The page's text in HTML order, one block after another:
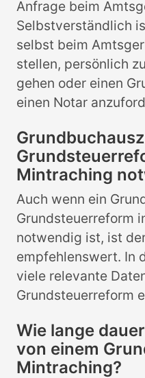
Anfrage beim
Selbstverständlich
selbst beim
stellen, persönlich
gehen oder einen
einen Notar
Mintraching
Auch wenn ein
Grundsteuerreform
notwendig ist, ist
empfehlenswert. In
viele relevante
Grundsteuerreform
Wie lange
von einem
Mintraching?